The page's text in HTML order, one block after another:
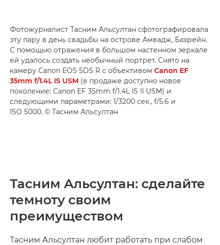
Фотожурналист Тасним Альсултан сфотографировала
эту пару в день свадьбы на острове Амвадж, Бахрейн.
С помощью отражения в большом настенном зеркале
ей удалось создать необычный портрет. Снято на
камеру Canon EOS 5DS R с объективом Canon EF
35mm f/1.4L IS USM (в продаже доступно новое
поколение: Canon EF 35mm f/1.4L IS II USM) и
следующими параметрами: 1/3200 сек., f/5.6 и
ISO 5000. © Тасним Альсултан
Тасним Альсултан: сделайте
темноту своим
преимуществом
Тасним Альсултан любит работать при слабом